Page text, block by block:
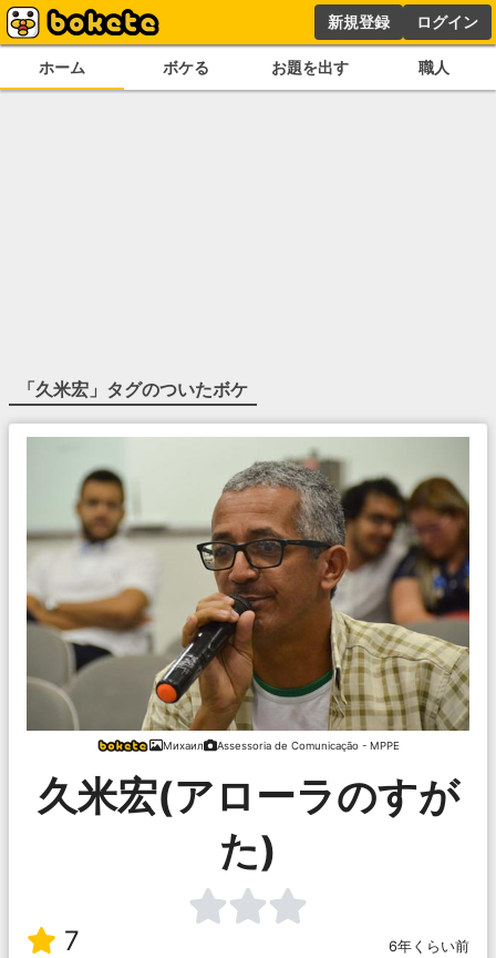
新規登録 ログイン
ホーム ボケる お題を出す 職人
「久米宏 」タグのついたボケ
Михаил Assessoria de Comunicação - MPPE
久米宏(アローラのすが
た)
7
6年くらい前